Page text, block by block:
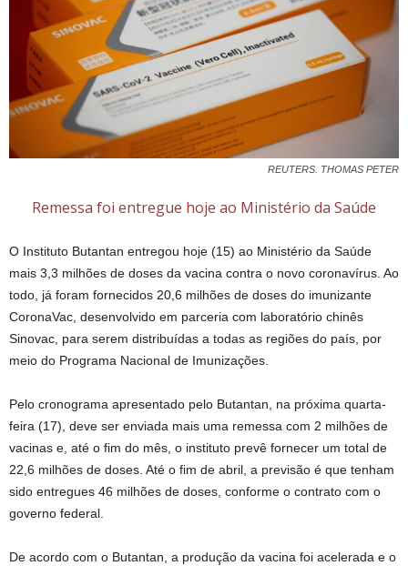
REUTERS. THOMAS PETER
Remessa foi entregue hoje ao Ministério da Saúde
O Instituto Butantan entregou hoje (15) ao Ministério da Saúde
mais 3,3 milhões de doses da vacina contra o novo coronavírus. Ao
todo, já foram fornecidos 20,6 milhões de doses do imunizante
CoronaVac, desenvolvido em parceria com laboratório chinês
Sinovac, para serem distribuídas a todas as regiões do país, por
meio do Programa Nacional de Imunizações.
Pelo cronograma apresentado pelo Butantan, na próxima quarta-
feira (17), deve ser enviada mais uma remessa com 2 milhões de
vacinas e, até o fim do mês, o instituto prevê fornecer um total de
22,6 milhões de doses. Até o fim de abril, a previsão é que tenham
sido entregues 46 milhões de doses, conforme o contrato com o
governo federal.
De acordo com o Butantan, a produção da vacina foi acelerada e o